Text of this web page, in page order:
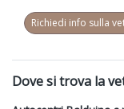
Richiedi info sulla
Dove si trova la